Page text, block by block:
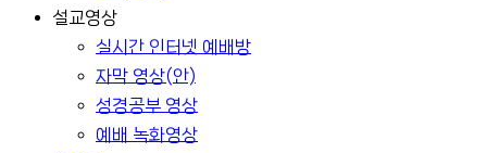
설교영상
실시간 인터넷 예배방
자막 영상(안)
성경공부 영상
예배 녹화영상